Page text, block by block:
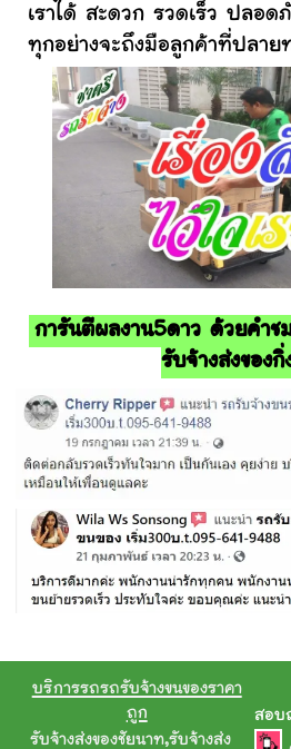
เราได้ สะดวก รวดเร็ว ปลอด
ทุกอย่างจะถึงมือลูกค้าที่ปลาย
การันตีผลงาน5ดาว ด้วยคำช
รับจ้างส่งของกิ่
บริการรถรถรับจ้างขนของราคา
ถูก
รับจ้างส่งของชัยนาท,รับจ้างส่ง
สอบ